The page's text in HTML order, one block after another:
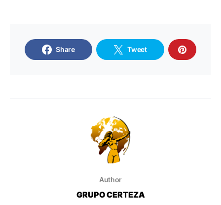
Share Tweet
Author
GRUPO CERTEZA